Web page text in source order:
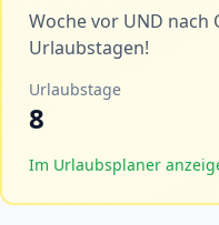
Woche vor UND nach
Urlaubstagen!
Urlaubstage
8
Im Urlaubsplaner